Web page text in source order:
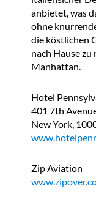
anbietet, was
ohne
die köstlichen
nach Hause
Manhattan.
Hotel
401 7th
New York,
Zip Aviation